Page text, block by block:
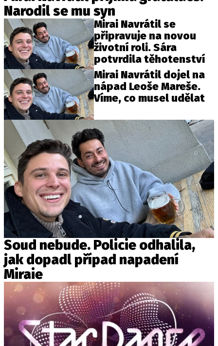
Narodil se mu syn
Mirai Navrátil se
připravuje na novou
životní roli. Sára
potvrdila těhotenství
Mirai Navrátil dojel na
nápad Leoše Mareše.
Víme, co musel udělat
Soud nebude. Policie odhalila,
jak dopadl případ napadení
Miraie